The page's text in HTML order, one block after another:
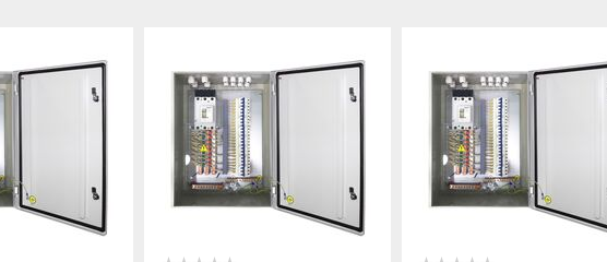
3; Напольное-7;